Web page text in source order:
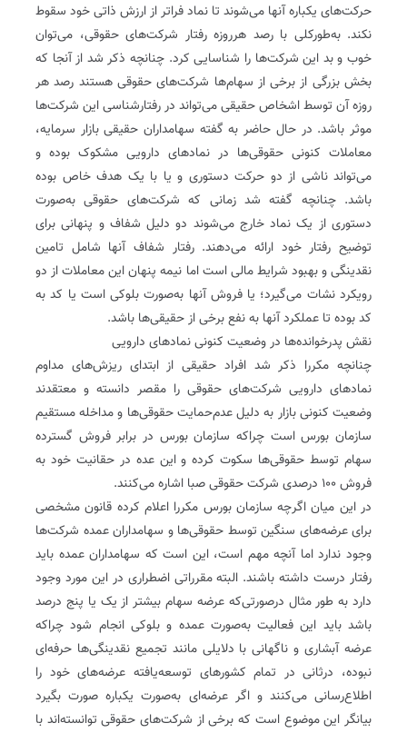
حرکت‌های یکباره آنها می‌شوند تا نماد فراتر از ارزش ذاتی خود سقوط
نکند. به‌طورکلی با رصد هرروزه رفتار شرکت‌های حقوقی، می‌توان
خوب و بد این شرکت‌ها را شناسایی کرد. چنانچه ذکر شد از آنجا ‌که
بخش بزرگی از برخی از سهام‌ها شرکت‌های حقوقی هستند رصد هر
روزه آن توسط اشخاص حقیقی می‌تواند در رفتارشناسی این شرکت‌ها
موثر باشد. در حال حاضر به گفته سهامداران حقیقی بازار سرمایه،
معاملات کنونی حقوقی‌ها در نمادهای دارویی مشکوک بوده و
می‌تواند ناشی از دو حرکت دستوری و یا با یک هدف خاص بوده
باشد. چنانچه گفته شد زمانی که شرکت‌های حقوقی به‌صورت
دستوری از یک نماد خارج می‌شوند دو دلیل شفاف و پنهانی برای
توضیح رفتار خود ارائه می‌دهند. رفتار شفاف آنها شامل تامین
نقدینگی و بهبود شرایط مالی است اما نیمه پنهان این معاملات از دو
رویکرد نشات می‌گیرد؛ یا فروش آنها به‌صورت بلوکی است یا کد به
کد بوده تا عملکرد آنها به نفع برخی از حقیقی‌ها باشد.
نقش پدرخوانده‌ها در وضعیت کنونی نمادهای دارویی
چنانچه مکررا ذکر شد افراد حقیقی از ابتدای ریزش‌های مداوم
نمادهای دارویی شرکت‌های حقوقی را مقصر دانسته و معتقدند
وضعیت کنونی بازار به دلیل عدم‌حمایت حقوقی‌ها و مداخله مستقیم
سازمان بورس است چراکه سازمان بورس در برابر فروش گسترده
سهام توسط حقوقی‌ها سکوت کرده و این عده در حقانیت خود به
فروش ۱۰۰ درصدی شرکت حقوقی صبا اشاره می‌کنند.
در این میان اگرچه سازمان بورس مکررا اعلام کرده قانون مشخصی
برای عرضه‌های سنگین توسط حقوقی‌ها و سهامداران عمده شرکت‌ها
وجود ندارد اما آنچه مهم است، این است که سهامداران عمده باید
رفتار درست داشته باشند. البته مقرراتی اضطراری در این مورد وجود
دارد به طور مثال درصورتی‌که عرضه سهام بیشتر از یک یا پنج درصد
باشد باید این فعالیت به‌صورت عمده و بلوکی انجام شود چراکه
عرضه آبشاری و ناگهانی با دلایلی مانند تجمیع نقدینگی‌ها حرفه‌ای
نبوده، درثانی در تمام کشورهای توسعه‌یافته عرضه‌های خود را
اطلاع‌رسانی می‌کنند و اگر عرضه‌ای به‌صورت یکباره صورت بگیرد
بیانگر این موضوع است که برخی از شرکت‌های حقوقی توانسته‌اند با